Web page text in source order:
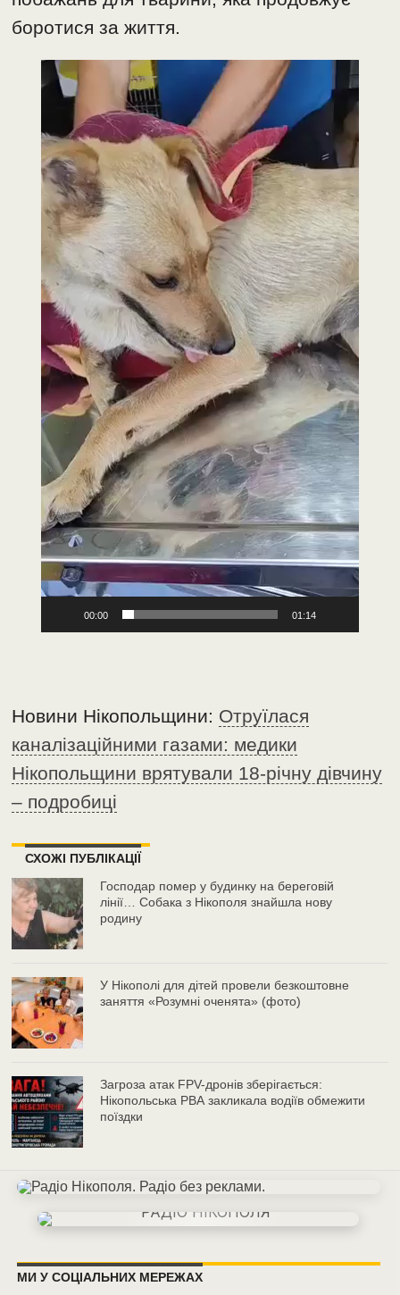
боротися за життя.
Відеопрогравач
00:00 01:14
Новини Нікопольщини: Отруїлася
каналізаційними газами: медики
Нікопольщини врятували 18-річну дівчину
– подробиці
СХОЖІ ПУБЛІКАЦІЇ
Господар помер у будинку на береговій
лінії… Собака з Нікополя знайшла нову
родину
У Нікополі для дітей провели безкоштовне
заняття «Розумні оченята» (фото)
Загроза атак FPV-дронів зберігається:
Нікопольська РВА закликала водіїв обмежити
поїздки
МИ У СОЦІАЛЬНИХ МЕРЕЖАХ